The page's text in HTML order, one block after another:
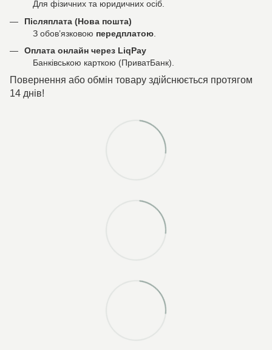
Для фізичних та юридичних осіб.
Післяплата (Нова пошта)
З обов’язковою передплатою
Оплата онлайн через LiqPay
Банківською карткою (ПриватБанк).
Повернення або обмін товару здійснюється протягом
14 днів!